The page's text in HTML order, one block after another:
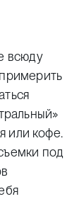
всюду
или кофе.
под